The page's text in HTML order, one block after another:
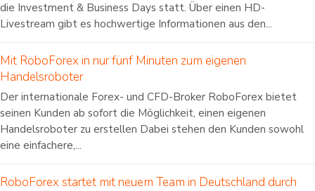
die Investment & Business Days statt. Über einen HD-
Livestream gibt es hochwertige Informationen aus den...
Mit RoboForex in nur fünf Minuten zum eigenen
Handelsroboter
Der internationale Forex- und CFD-Broker RoboForex bietet
seinen Kunden ab sofort die Möglichkeit, einen eigenen
Handelsroboter zu erstellen Dabei stehen den Kunden sowohl
eine einfachere,...
RoboForex startet mit neuem Team in Deutschland durch